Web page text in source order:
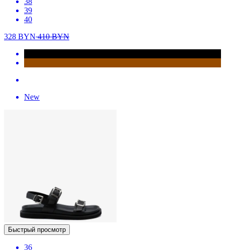
39
40
328 BYN410BYN
New
Быстрый просмотр
36